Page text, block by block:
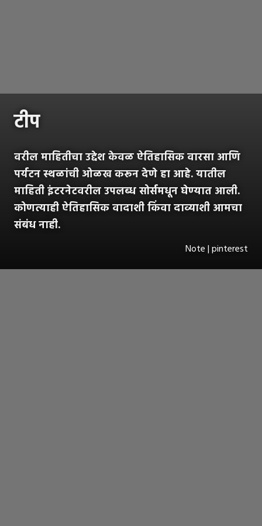
टीप
वरील माहितीचा उद्देश केवळ ऐतिहासिक वारसा आणि
पर्यटन स्थळांची ओळख करून देणे हा आहे. यातील
माहिती इंटरनेटवरील उपलब्ध सोर्समधून घेण्यात आली.
कोणत्याही ऐतिहासिक वादाशी किंवा दाव्याशी आमचा
संबंध नाही.
Note | pinterest